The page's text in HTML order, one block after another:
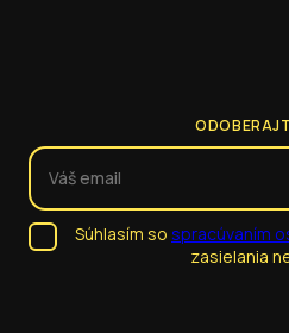
Súhlasím so spracúvaním
zasielania